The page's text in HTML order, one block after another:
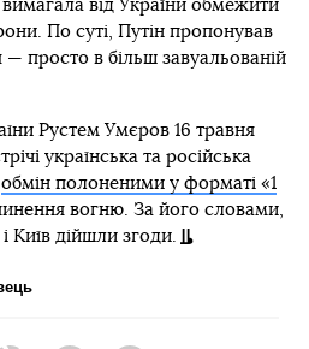
від України обмежити
По суті, Путін пропонував
просто в більш завуальованій
Рустем Умєров 16 травня
українська та російська
обмін полоненими у форматі «1
вогню. За його словами,
Київ дійшли згоди.